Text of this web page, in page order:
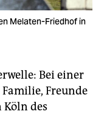
Melaten-Friedhof in
Bei einer
Freunde
des